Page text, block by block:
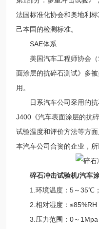
法国标准化协会和奥地利
己本国的检测标准。
SAE体系
美国汽车工程师协会（
面涂层的抗碎石测试》多
用。
日系汽车公司采用的抗
J400《汽车表面涂层的抗
试验温度和评价方法等方
本汽车公司合资的企业，
碎石冲击试验机/汽车
1.环境温度：5～35℃；
2.相对湿度：≤85%RH
3.压力范围：0～1Mpa